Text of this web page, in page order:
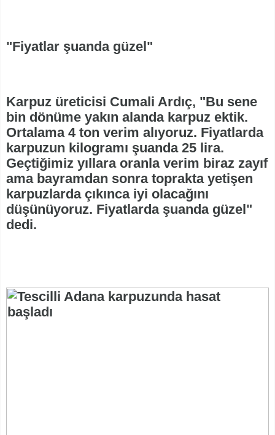
"Fiyatlar şuanda güzel"
Karpuz üreticisi Cumali Ardıç, "Bu sene
bin dönüme yakın alanda karpuz ektik.
Ortalama 4 ton verim alıyoruz. Fiyatlarda
karpuzun kilogramı şuanda 25 lira.
Geçtiğimiz yıllara oranla verim biraz zayıf
ama bayramdan sonra toprakta yetişen
karpuzlarda çıkınca iyi olacağını
düşünüyoruz. Fiyatlarda şuanda güzel"
dedi.